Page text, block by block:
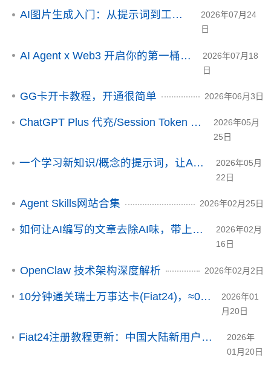
AI图片生成入门：从提示词到工作流
2026年07月24
日
AI Agent x Web3 开启你的第一桶赏金
2026年07月18
日
GG卡开卡教程，开通很简单 2026年06月3日
ChatGPT Plus 代充/Session Token 技术原理调研
2026年05月
25日
一个学习新知识/概念的提示词，让AI给你讲地很白话
2026年05月
22日
Agent Skills网站合集 2026年02月25日
如何让AI编写的文章去除AI味，带上你个人的味道？
2026年02月
16日
OpenClaw 技术架构深度解析 2026年02月2日
10分钟通关瑞士万事达卡(Fiat24)，≈0成本，从此绑卡不求人
2026年01
月20日
Fiat24注册教程更新：中国大陆新用户注册目前暂停（2026年7月核验）
2026年
01月20日